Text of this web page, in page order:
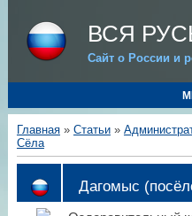
ВСЯ
Сайт о России и
Главная» Статьи»
Сёла
Дагомыс